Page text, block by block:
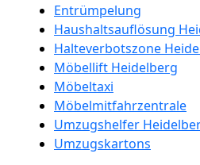
Entrümpelung
Haushaltsauflösung
Halteverbotszone
Möbellift Heidelberg
Möbeltaxi
Möbelmitfahrzentrale
Umzugshelfer
Umzugskartons